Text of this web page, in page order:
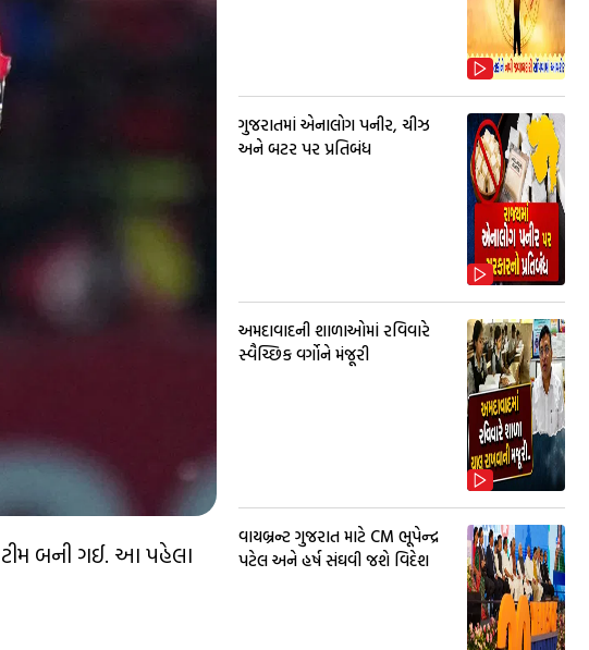
બની ગઈ. આ પહેલા
ગુજરાતમાં એનાલોગ પનીર, ચીઝ
અને બટર પર પ્રતિબંધ
અમદાવાદની શાળાઓમાં રવિવારે
સ્વૈચ્છિક વર્ગોને મંજૂરી
વાયબ્રન્ટ ગુજરાત માટે CM ભૂપેન્દ્ર
પટેલ અને હર્ષ સંઘવી જશે વિદેશ